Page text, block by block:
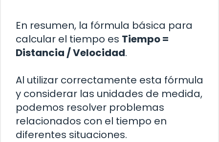
En resumen, la fórmula básica para
calcular el tiempo es Tiempo =
Distancia / Velocidad.
Al utilizar correctamente esta fórmula
y considerar las unidades de medida,
podemos resolver problemas
relacionados con el tiempo en
diferentes situaciones.